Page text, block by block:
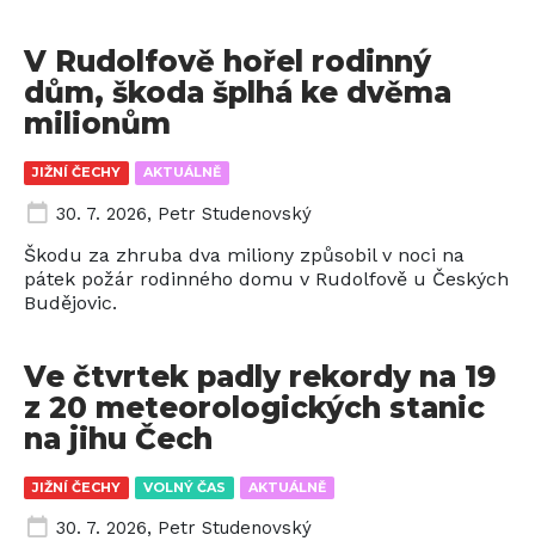
JIŽNÍ ČECHY AKTUÁLNĚ
V Rudolfově hořel rodinný
dům, škoda šplhá ke dvěma
milionům
30. 7. 2026, Petr Studenovský
Škodu za zhruba dva miliony způsobil v noci na
pátek požár rodinného domu v Rudolfově u Českých
Budějovic.
JIŽNÍ ČECHY VOLNÝ ČAS AKTUÁLNĚ
Ve čtvrtek padly rekordy na 19
z 20 meteorologických stanic
na jihu Čech
30. 7. 2026, Petr Studenovský